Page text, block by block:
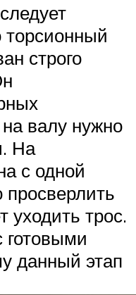
торсионный
строго
валу нужно
На
с одной
уходить трос.
готовыми
данный этап